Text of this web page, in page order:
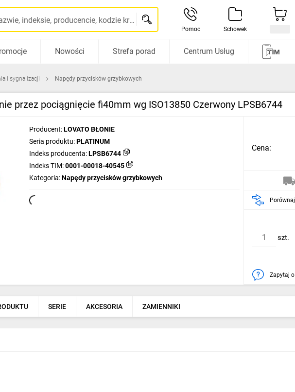
Szukaj po nazwie, indeksie, producencie, kodzie kreskowym...
Pomoc Schowek
Nowości Strefa porad Centrum Usług
i sygnalizacji Napędy przycisków grzybkowych
przez pociągnięcie fi40mm wg ISO13850 Czerwony LPSB6744
Producent:LOVATO BŁONIE
Seria produktu:PLATINUM
Indeks producenta:LPSB6744
Indeks TIM:0001-00018-40545
Kategoria:Napędy przycisków grzybkowych
Cena:
Porównaj
szt.
Zapytaj
SERIE AKCESORIA ZAMIENNIKI